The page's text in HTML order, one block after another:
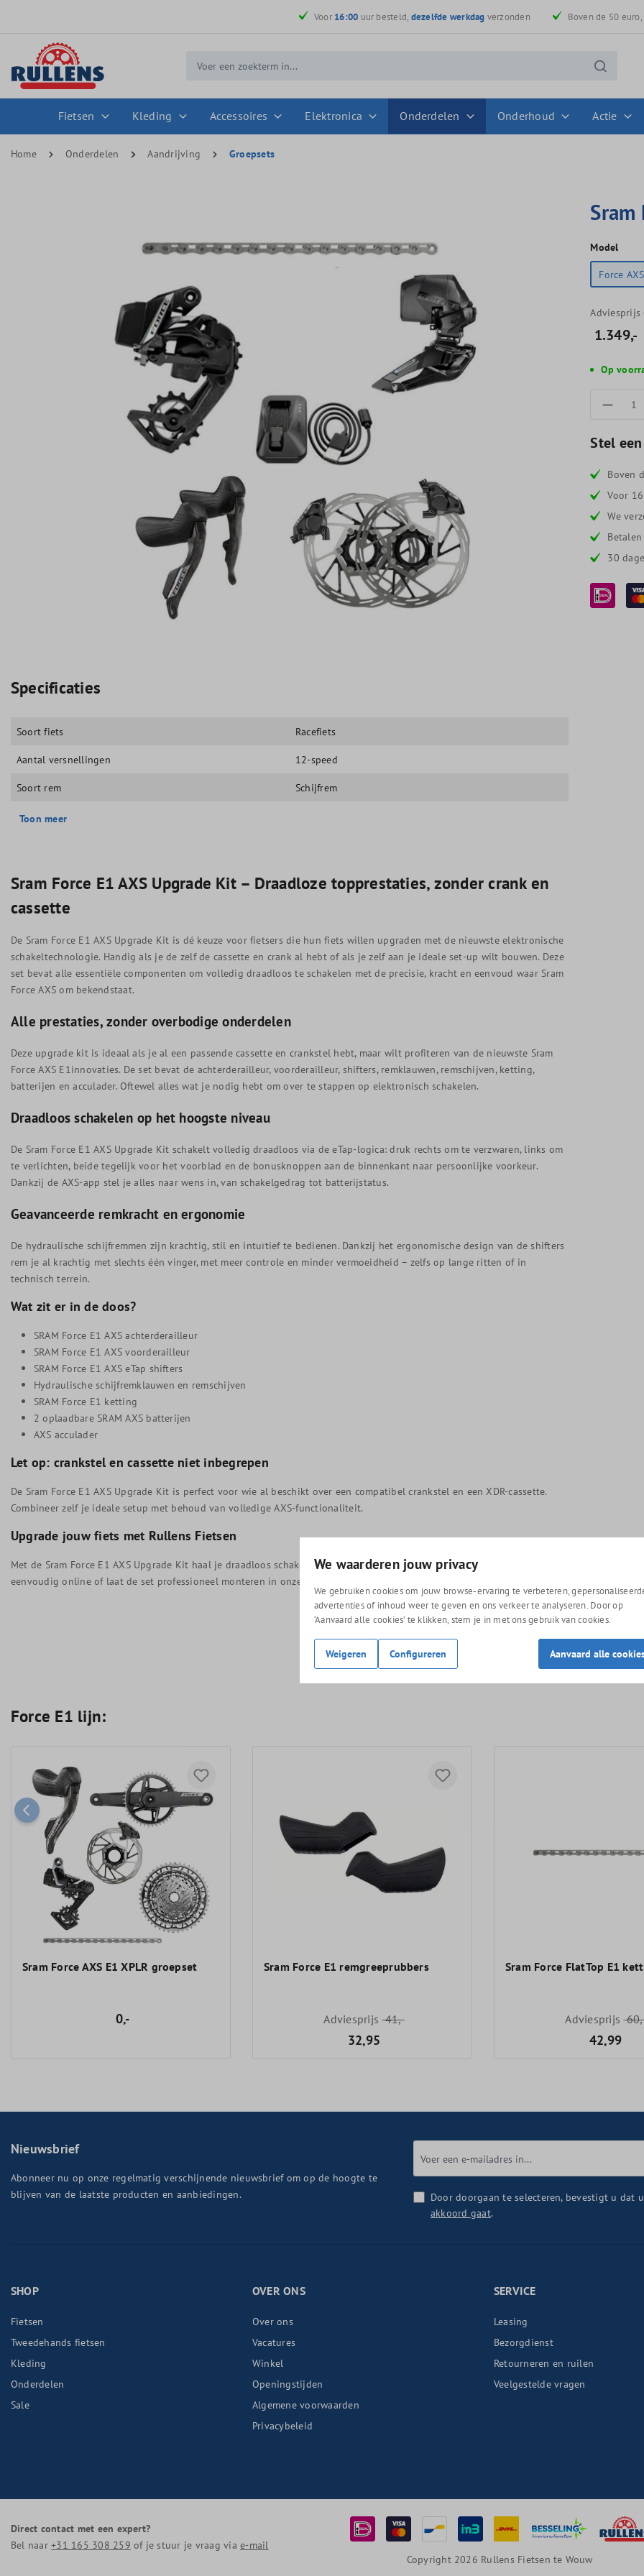
Voor 16:00 uur besteld, dezelfde werkdag verzonden Boven de 50 euro,
Fietsen Kleding Accessoires Elektronica Onderdelen Onderhoud Actie
Home Onderdelen Aandrijving Groepsets
Sram
Model
Force AXS
Adviesprijs
1.349,-
Op
Stel
Boven
Voor
We
30
Specificaties
Soort fiets Racefiets
Aantal versnellingen 12-speed
Soort rem Schijfrem
Toon meer
Sram Force E1 AXS Upgrade Kit – Draadloze topprestaties, zonder crank en
cassette
De Sram Force E1 AXS Upgrade Kit is dé keuze voor fietsers die hun fiets willen upgraden met de nieuwste elektronische
schakeltechnologie. Handig als je de zelf de cassette en crank al hebt of als je zelf aan je ideale set-up wilt bouwen. Deze
set bevat alle essentiële componenten om volledig draadloos te schakelen met de precisie, kracht en eenvoud waar Sram
Force AXS om bekendstaat.
Alle prestaties, zonder overbodige onderdelen
Deze upgrade kit is ideaal als je al een passende cassette en crankstel hebt, maar wilt profiteren van de nieuwste Sram
Force AXS E1innovaties. De set bevat de achterderailleur, voorderailleur, shifters, remklauwen, remschijven, ketting,
batterijen en acculader. Oftewel alles wat je nodig hebt om over te stappen op elektronisch schakelen.
Draadloos schakelen op het hoogste niveau
De Sram Force E1 AXS Upgrade Kit schakelt volledig draadloos via de eTap-logica: druk rechts om te verzwaren, links om
te verlichten, beide tegelijk voor het voorblad en de bonusknoppen aan de binnenkant naar persoonlijke voorkeur.
Dankzij de AXS-app stel je alles naar wens in, van schakelgedrag tot batterijstatus.
Geavanceerde remkracht en ergonomie
De hydraulische schijfremmen zijn krachtig, stil en intuïtief te bedienen. Dankzij het ergonomische design van de shifters
rem je al krachtig met slechts één vinger, met meer controle en minder vermoeidheid – zelfs op lange ritten of in
technisch terrein.
Wat zit er in de doos?
SRAM Force E1 AXS achterderailleur
SRAM Force E1 AXS voorderailleur
SRAM Force E1 AXS eTap shifters
Hydraulische schijfremklauwen en remschijven
SRAM Force E1 ketting
2 oplaadbare SRAM AXS batterijen
AXS acculader
Let op: crankstel en cassette niet inbegrepen
De Sram Force E1 AXS Upgrade Kit is perfect voor wie al beschikt over een compatibel crankstel en een XDR-cassette.
Combineer zelf je ideale setup met behoud van volledige AXS-functionaliteit.
Upgrade jouw fiets met Rullens Fietsen
Met de Sram Force E1 AXS Upgrade Kit haal je draadloos schakelen van het hoogste niveau naar jouw fiets. Bestel nu
eenvoudig online of laat de set professioneel monteren in onze winkel in Wouw.
Force E1 lijn:
Sram Force AXS E1 XPLR groepset
0,-
Sram Force E1 remgreeprubbers
Adviesprijs41,-
32,95
Sram Force FlatTop E1
Adviesprijs
42,99
Nieuwsbrief
Abonneer nu op onze regelmatig verschijnende nieuwsbrief om op de hoogte te
blijven van de laatste producten en aanbiedingen.
Door doorgaan te selecteren, bevestigt u dat
akkoord gaat.
SHOP
Fietsen
Tweedehands fietsen
Kleding
Onderdelen
Sale
OVER ONS
Over ons
Vacatures
Winkel
Openingstijden
Algemene voorwaarden
Privacybeleid
SERVICE
Leasing
Bezorgdienst
Retourneren en ruilen
Veelgestelde vragen
Direct contact met een expert?
Bel naar+31 165 308 259 of je stuur je vraag viae-mail
Copyright 2026 Rullens Fietsen te Wouw
We waarderen jouw privacy
We gebruiken cookies om jouw browse-ervaring te verbeteren,
advertenties of inhoud weer te geven en ons verkeer te analyseren. Door op
‘Aanvaard alle cookies’ te klikken, stem je in met ons gebruik van cookies.
Weigeren Configureren Aanvaard alle